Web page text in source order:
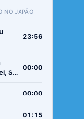
NO JAPÃO
23:56
S-
00:00
00:00
01:15